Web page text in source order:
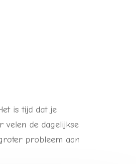
is tijd dat je
velen de dagelijkse
probleem aan